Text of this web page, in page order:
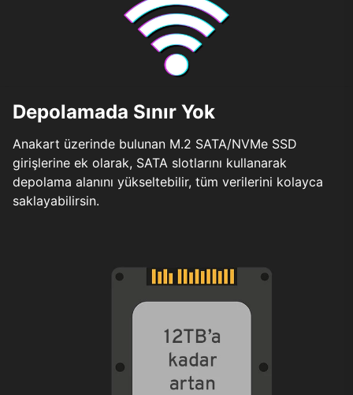
Depolamada Sınır Yok
Anakart üzerinde bulunan M.2 SATA/NVMe SSD
girişlerine ek olarak, SATA slotlarını kullanarak
depolama alanını yükseltebilir, tüm verilerini kolayca
saklayabilirsin.